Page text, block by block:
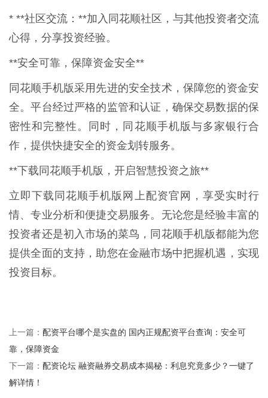
* **社区交流：**加入同花顺社区，与其他投资者交流
心得，分享投资经验。
**安全可靠，保障资金安全**
同花顺手机版采用先进的安全技术，保障您的资金安
全。平台经过严格的监管和认证，确保交易数据的保
密性和完整性。同时，同花顺手机版与多家银行合
作，提供快捷安全的资金划转服务。
**下载同花顺手机版，开启智慧投资之旅**
立即下载同花顺手机版网上配资官网，享受实时行
情、专业分析和便捷交易服务。无论您是经验丰富的
投资者还是初入市场的菜鸟，同花顺手机版都能为您
提供全面的支持，助您在金融市场中把握机遇，实现
投资目标。
上一篇： 配资平台哪个是实盘的 国内正规配资平台查询：安全可
靠，保障资金
下一篇： 配资论坛 融资融券交易成本揭秘：利息究竟多少？一键了
解详情！